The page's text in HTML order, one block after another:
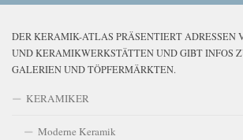
DER KERAMIK-ATLAS PRÄSENTIERT ADRESSEN
UND KERAMIKWERKSTÄTTEN UND GIBT INFOS
GALERIEN UND TÖPFERMÄRKTEN.
KERAMIKER
Moderne Keramik